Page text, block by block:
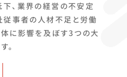
、業界の経営の不安定
従事者の人材不足と労働
に影響を及ぼす3つの大
。